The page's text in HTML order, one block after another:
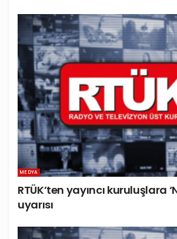
MEDYA
RTÜK’ten yayıncı kuruluşlara
uyarısı